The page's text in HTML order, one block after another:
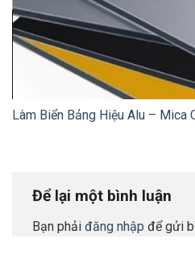
Làm Biển Bảng Hiệu Alu – Mica
Để lại một bình luận
Bạn phải đăng nhập để gửi